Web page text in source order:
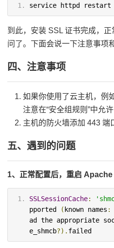
service httpd restart
到此，安装 SSL 证书完成，
问了。下面会说一下注意事项
四、注意事项
如果你使用了云主机，例
注意在“安全组规则”中允
主机的防火墙添加 443 端
五、遇到的问题
1、正常配置后，重启 Apache
SSLSessionCache:
pported
( known names :
ad the appropriate
e_shmcb?). failed